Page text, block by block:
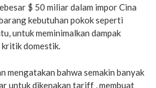
$ 50 miliar dalam impor Cina
kebutuhan pokok seperti
untuk meminimalkan dampak
kritik domestik.
mengatakan bahwa semakin banyak
untuk dikenakan tariff , membuat